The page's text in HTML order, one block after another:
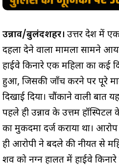
उन्नाव/बुलंदशहर। उत्तर प्रदेश
दहला देने वाला मामला सामने
हाईवे किनारे एक महिला का कई
हुआ, जिसकी जाँच करने पर पूरे
दिखाई दिया। चौंकाने वाली बात
पहले ही उन्नाव के उत्तम
का मुकदमा दर्ज कराया था।
ही आरोपी ने बदले की नीयत से
शव को नग्न हालत में हाईवे किनारे